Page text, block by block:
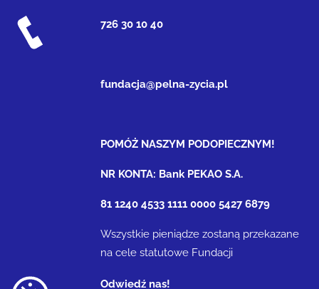
726 30 10 40
fundacja@pelna-zycia.pl
POMÓŻ NASZYM PODOPIECZNYM!
NR KONTA: Bank PEKAO S.A.
81 1240 4533 1111 0000 5427 6879
Wszystkie pieniądze zostaną przekazane
na cele statutowe Fundacji
Odwiedź nas!